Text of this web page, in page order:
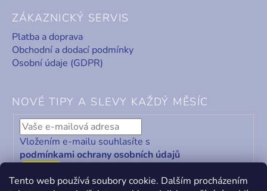
Tento web používá soubory cookie. Dalším procházením
ZÁKAZNICKÝ SERVIS
Platba a doprava
Obchodní a dodací podmínky
Osobní údaje (GDPR)
NOVÉ TIPY A SLEVY KAŽDÝ MĚSÍC
Vložením e-mailu souhlasíte s
podmínkami ochrany osobních údajů
ODEBÍRAT